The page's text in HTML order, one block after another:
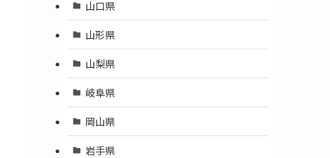
山口県
山形県
山梨県
岐阜県
岡山県
岩手県